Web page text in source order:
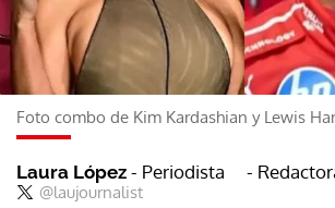
Foto combo de Kim Kardashian y Lewis
Laura López - Periodista
@laujournalist
-